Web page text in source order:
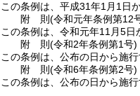
この条例は、平成31年1月1日
附 則(令和元年条例第12
この条例は、令和元年11月5日
附 則(令和2年条例第1号)
この条例は、公布の日から施行
附 則(令和6年条例第2号)
この条例は、公布の日から施行